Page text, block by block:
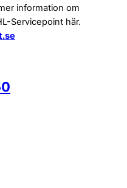
information om
Servicepoint här.